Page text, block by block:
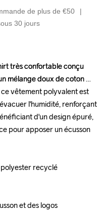
de plus de €50
30 jours
très confortable conçu
mélange doux de coton
vêtement polyvalent est
l'humidité, renforçant
d'un design épuré,
pour apposer un écusson
polyester recyclé
et des logos
très confortable conçu
mélange doux de coton
vêtement polyvalent est
l'humidité, renforçant
d'un design épuré,
pour apposer un écusson
polyester recyclé
et des logos